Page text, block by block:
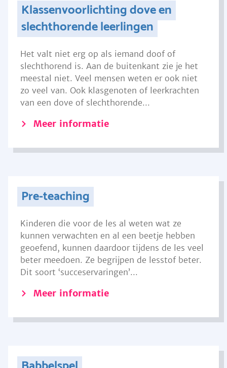
Klassenvoorlichting dove en
slechthorende leerlingen
Het valt niet erg op als iemand doof of
slechthorend is. Aan de buitenkant zie je het
meestal niet. Veel mensen weten er ook niet
zo veel van. Ook klasgenoten of leerkrachten
van een dove of slechthorende...
Meer informatie
Pre-teaching
Kinderen die voor de les al weten wat ze
kunnen verwachten en al een beetje hebben
geoefend, kunnen daardoor tijdens de les veel
beter meedoen. Ze begrijpen de lesstof beter.
Dit soort ‘succeservaringen’...
Meer informatie